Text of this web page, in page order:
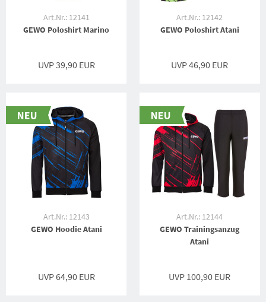
Art.Nr.: 12141
GEWO Poloshirt Marino
UVP 39,90 EUR
Art.Nr.: 12142
GEWO Poloshirt Atani
UVP 46,90 EUR
Art.Nr.: 12143
GEWO Hoodie Atani
UVP 64,90 EUR
Art.Nr.: 12144
GEWO Trainingsanzug
Atani
UVP 100,90 EUR